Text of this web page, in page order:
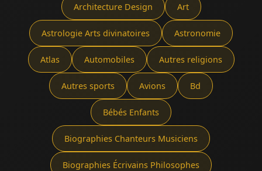
Architecture Design Art
Astrologie Arts divinatoires Astronomie
Atlas Automobiles Autres religions
Autres sports Avions Bd
Bébés Enfants
Biographies Chanteurs Musiciens
Biographies Écrivains Philosophes